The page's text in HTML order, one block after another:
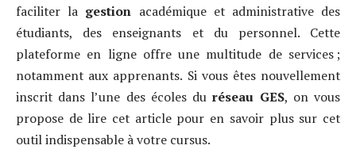
faciliter la gestion académique et administrative des
étudiants, des enseignants et du personnel. Cette
plateforme en ligne offre une multitude de services ;
notamment aux apprenants. Si vous êtes nouvellement
inscrit dans l’une des écoles duréseau GES, on vous
propose de lire cet article pour en savoir plus sur cet
outil indispensable à votre cursus.